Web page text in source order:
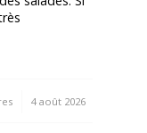
4 août 2026